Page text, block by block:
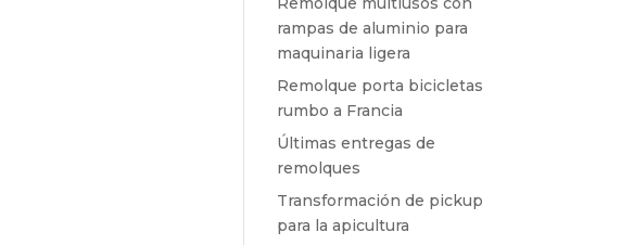
rampas de aluminio para
maquinaria ligera
Remolque porta bicicletas
rumbo a Francia
Últimas entregas de
remolques
Transformación de pickup
para la apicultura